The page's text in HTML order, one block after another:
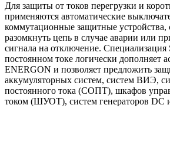
Для защиты от токов перегрузки и
применяются автоматические
коммутационные защитные устройства,
разомкнуть цепь в случае аварии или
сигнала на отключение.
постоянном токе логически дополняет
ENERGON и позволяет предложить
аккумуляторных систем, систем ВИЭ,
постоянного тока (СОПТ), шкафов
током (ШУОТ), систем генераторов DC